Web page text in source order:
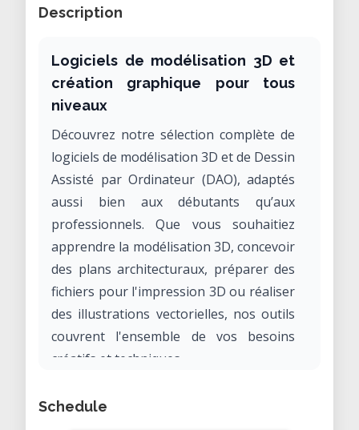
Description
Logiciels de modélisation 3D et
création graphique pour tous
niveaux
Découvrez notre sélection complète de
logiciels de modélisation 3D et de Dessin
Assisté par Ordinateur (DAO), adaptés
aussi bien aux débutants qu’aux
professionnels. Que vous souhaitiez
apprendre la modélisation 3D, concevoir
des plans architecturaux, préparer des
fichiers pour l'impression 3D ou réaliser
des illustrations vectorielles, nos outils
couvrent l'ensemble de vos besoins
créatifs et techniques.
Modélisation 3D et Conception
Schedule